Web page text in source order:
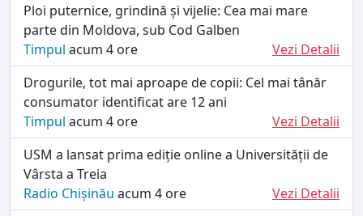
Ploi puternice, grindină și vijelie: Cea mai mare
parte din Moldova, sub Cod Galben
Timpul acum 4 ore
Vezi Detalii
Drogurile, tot mai aproape de copii: Cel mai tânăr
consumator identificat are 12 ani
Timpul acum 4 ore
Vezi Detalii
USM a lansat prima ediție online a Universității de
Vârsta a Treia
Radio Chișinău acum 4 ore
Vezi Detalii